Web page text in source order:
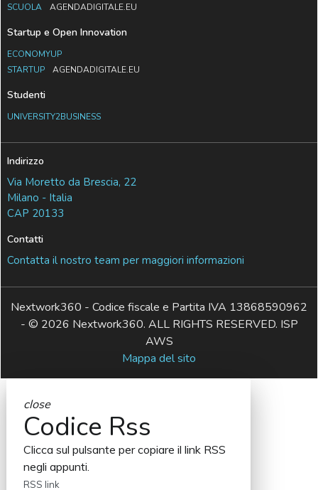
SCUOLA
AGENDADIGITALE.EU
Startup e Open Innovation
ECONOMYUP
STARTUP
AGENDADIGITALE.EU
Studenti
UNIVERSITY2BUSINESS
Indirizzo
Via Moretto da Brescia, 22
Milano - Italia
CAP 20133
Contatti
Contatta il nostro team per maggiori informazioni
Nextwork360 - Codice fiscale e Partita IVA 13868590962
- © 2026 Nextwork360. ALL RIGHTS RESERVED. ISP
AWS
Mappa del sito
close
Codice Rss
Clicca sul pulsante per copiare il link RSS
negli appunti.
RSS link